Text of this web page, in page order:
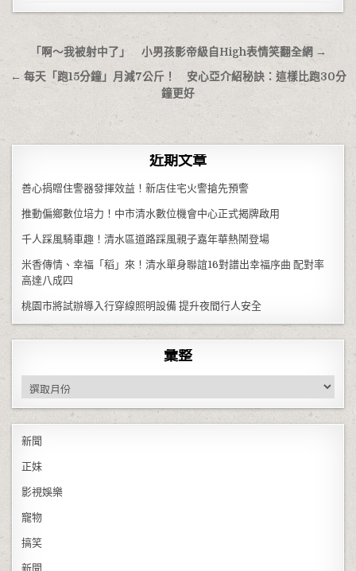
文章導覽
「啊～我被射中了」 小男孩影帝級自High表情笑翻全網 →
← 每天「跑15分鐘」月減7公斤！ 安心亞介紹秘訣：這樣比跑30分
鐘更好
近期文章
善心捐贈住警器發揮效益！新店住宅火警搶先預警
推動偏鄉數位培力！中市清水數位機會中心正式揭牌啟用
千人踩風騎車趣！清水區道路踩風親子嘉年華熱鬧登場
米香傳情、幸福「稻」來！清水單身聯誼16對譜出幸福序曲 配對率
高達八成四
桃園市將試辦導入行穿線照明設備 提升夜間行人安全
彙整
彙整
新聞
正妹
影視娛樂
寵物
搞笑
新聞